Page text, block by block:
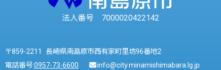
法人番号 7000020422142
〒859-2211 長崎県南島原市西有家町里坊96番地2
電話番号:0957-73-6600 info@city.minamishimabara.lg.jp